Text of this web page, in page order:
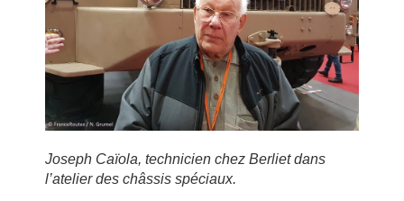
Joseph Caïola, technicien chez Berliet dans
l’atelier des châssis spéciaux.